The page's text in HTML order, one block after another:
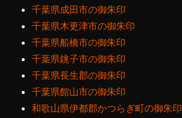
千葉県成田市の御朱印
千葉県木更津市の御朱印
千葉県船橋市の御朱印
千葉県銚子市の御朱印
千葉県長生郡の御朱印
千葉県館山市の御朱印
和歌山県伊都郡かつらぎ町の御朱印